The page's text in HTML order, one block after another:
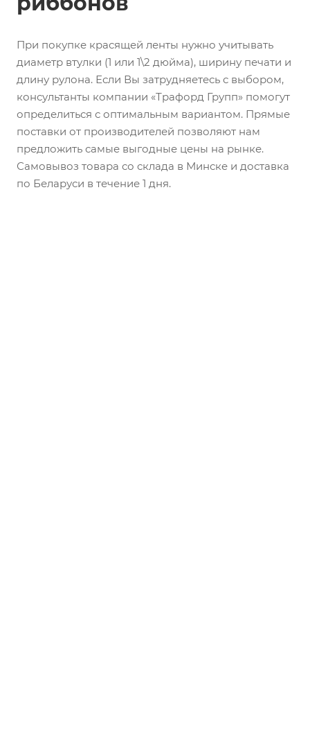
При покупке красящей ленты нужно учитывать
диаметр втулки (1 или 1\2 дюйма), ширину печати и
длину рулона. Если Вы затрудняетесь с выбором,
консультанты компании «Трафорд Групп» помогут
определиться с оптимальным вариантом. Прямые
поставки от производителей позволяют нам
предложить самые выгодные цены на рынке.
Самовывоз товара со склада в Минске и доставка
по Беларуси в течение 1 дня.